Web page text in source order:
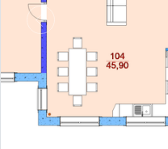
Предыдущий